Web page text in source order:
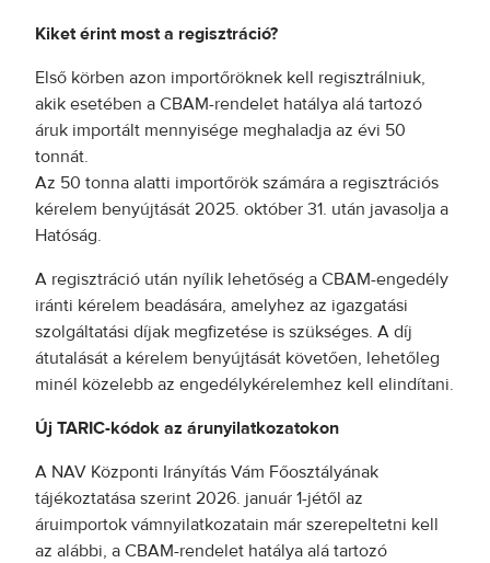
Kiket érint most a regisztráció?
Első körben azon importőröknek kell regisztrálniuk,
akik esetében a CBAM-rendelet hatálya alá tartozó
áruk importált mennyisége meghaladja az évi 50
tonnát.
Az 50 tonna alatti importőrök számára a regisztrációs
kérelem benyújtását 2025. október 31. után javasolja a
Hatóság.
A regisztráció után nyílik lehetőség a CBAM-engedély
iránti kérelem beadására, amelyhez az igazgatási
szolgáltatási díjak megfizetése is szükséges. A díj
átutalását a kérelem benyújtását követően, lehetőleg
minél közelebb az engedélykérelemhez kell elindítani.
Új TARIC-kódok az árunyilatkozatokon
A NAV Központi Irányítás Vám Főosztályának
tájékoztatása szerint 2026. január 1-jétől az
áruimportok vámnyilatkozatain már szerepeltetni kell
az alábbi, a CBAM-rendelet hatálya alá tartozó